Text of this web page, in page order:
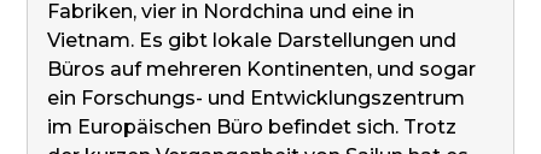
Fabriken, vier in Nordchina und eine in
Vietnam. Es gibt lokale Darstellungen und
Büros auf mehreren Kontinenten, und sogar
ein Forschungs- und Entwicklungszentrum
im Europäischen Büro befindet sich. Trotz